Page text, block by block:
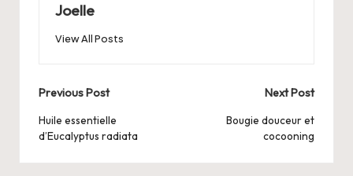
Joelle
View All Posts
Post
navigation
Previous Post
Huile essentielle
d’Eucalyptus radiata
Next Post
Bougie douceur et
cocooning